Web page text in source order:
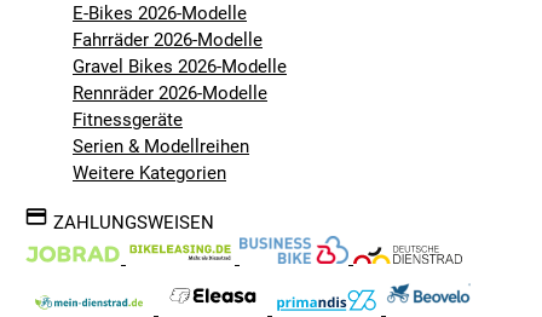
E-Bikes 2026-Modelle
Fahrräder 2026-Modelle
Gravel Bikes 2026-Modelle
Rennräder 2026-Modelle
Fitnessgeräte
Serien & Modellreihen
Weitere Kategorien
ZAHLUNGSWEISEN